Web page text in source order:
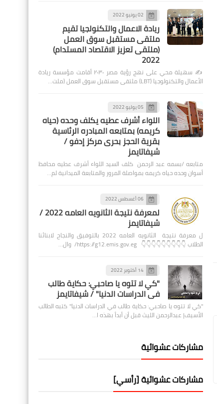
02 يونيو 2022
ريادة الاعمال والتكنولجيا تقيم
ملتقى مستقبل سوق العمل
(ملتقى تعزيز الاقتصاد المستدام)
2022
✍️ سهيلة محي على نهج رؤية مصر ٢٠٣٠ أقامت مؤسسة ريادة
الأعمال والتكنولوجيا (LBT) ملتقى مستقبل سوق العمل (ملت…
05 يوليو 2022
اللواء أشرف عطيه يكلف وحده (حياه
كريمه) بمتابعه المبادره الرئاسية
بقرية الحجز بحرى مركز إدفو /
شيفاتايمز
متابعه /بسمه عبد الرحمن كلف السيد اللواء أشرف عطيه محافظ
أسوان وحده حياه كريمه بمواصلة المرور والمتابعة الميدانية لم…
06 أغسطس 2022
لمعرفة نتيجة الثانويه العامه 2022 /
شيفاتايمز
ل معرفة نتيجة الثانويه العامه 2022 بالتوفيق والنجاح لابنائنا
الطلاب 👇👇👇👇👇👇👇👇👇 https://g12.emis.gov.eg/ وال…
14 أكتوبر 2022
"كي لا تتوه يا صاحبي: حكاية طالب
في الدراسات الدنيا" / شيفاتايمز
"كي لا تتوه يا صاحبي: حكاية طالب في الدراسات الدنيا" كتبه الطالب
الأسيف| عبدالرحمن الليث قبل أن أبدأ بهذه ا…
مشاركات عشوائية
مشاركات عشوائية [رأسي]